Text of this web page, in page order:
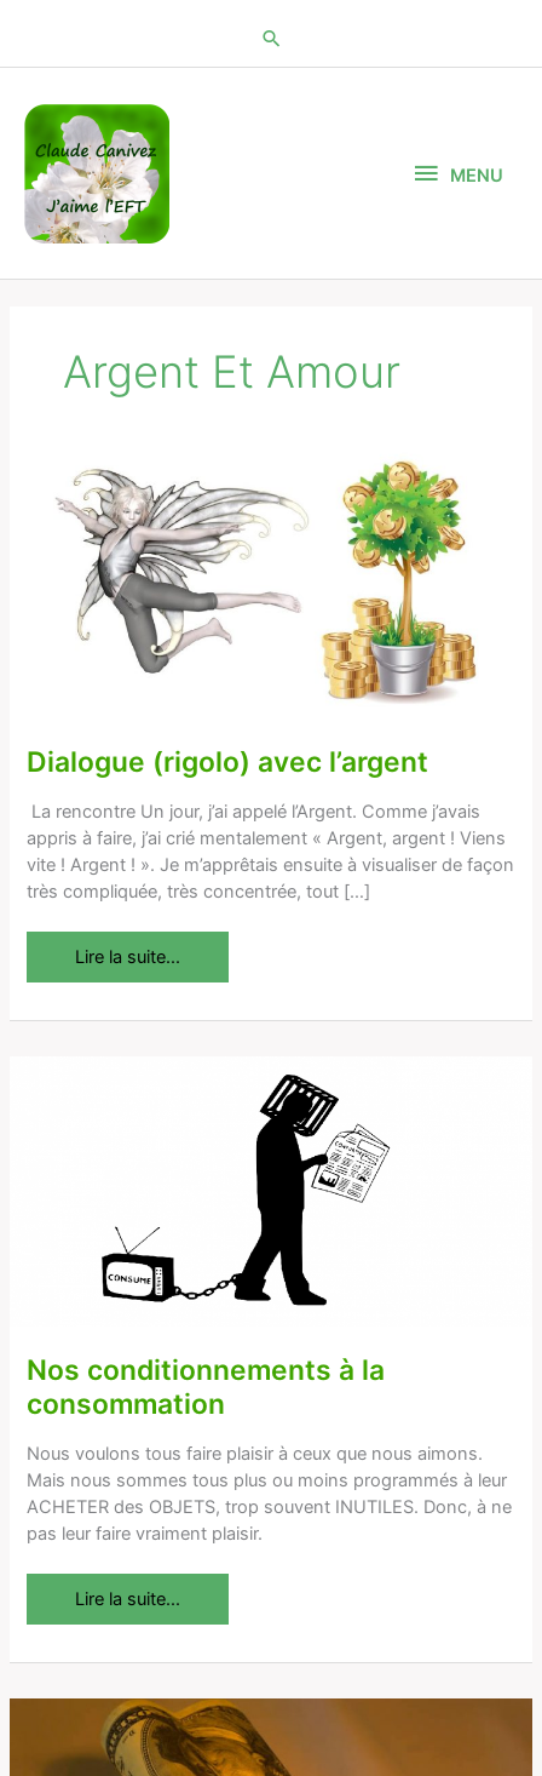
contenu
MENU
Argent Et Amour
Dialogue (rigolo) avec l’argent
La rencontre Un jour, j’ai appelé l’Argent. Comme j’avais
appris à faire, j’ai crié mentalement « Argent, argent ! Viens
vite ! Argent ! ». Je m’apprêtais ensuite à visualiser de façon
très compliquée, très concentrée, tout […]
(rigolo)
avec
l’argent
Lire la suite...
Nos conditionnements à la
consommation
Nous voulons tous faire plaisir à ceux que nous aimons.
Mais nous sommes tous plus ou moins programmés à leur
ACHETER des OBJETS, trop souvent INUTILES. Donc, à ne
pas leur faire vraiment plaisir.
Lire la suite...
Argent
amour ?